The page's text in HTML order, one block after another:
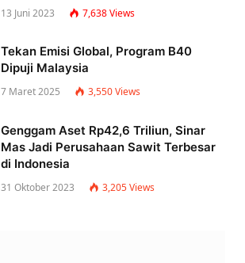
13 Juni 2023 7,638Views
Tekan Emisi Global, Program B40
Dipuji Malaysia
7 Maret 2025 3,550Views
Genggam Aset Rp42,6 Triliun, Sinar
Mas Jadi Perusahaan Sawit Terbesar
di Indonesia
31 Oktober 2023 3,205Views